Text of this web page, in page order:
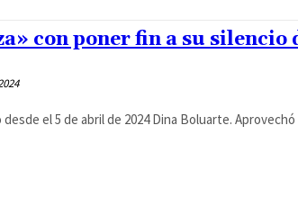
con poner fin a su silencio
el 5 de abril de 2024 Dina Boluarte.